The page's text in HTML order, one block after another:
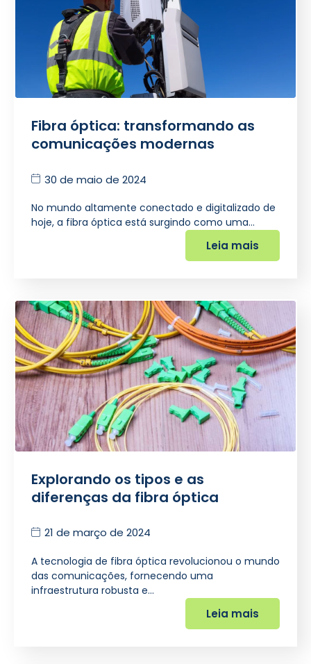
Fibra óptica: transformando as
comunicações modernas
30 de maio de 2024
No mundo altamente conectado e digitalizado de
hoje, a fibra óptica está surgindo como uma…
Leia mais
Explorando os tipos e as
diferenças da fibra óptica
21 de março de 2024
A tecnologia de fibra óptica revolucionou o mundo
das comunicações, fornecendo uma
infraestrutura robusta e…
Leia mais